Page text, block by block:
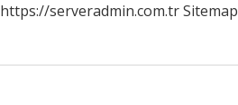
https://serveradmin.com.trSitemap